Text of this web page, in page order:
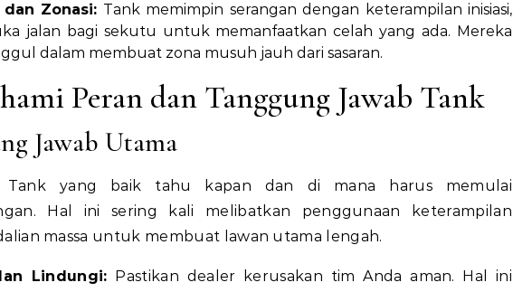
dan Zonasi: Tank memimpin serangan dengan keterampilan inisiasi,
jalan bagi sekutu untuk memanfaatkan celah yang ada. Mereka
dalam membuat zona musuh jauh dari sasaran.
Peran dan Tanggung Jawab Tank
Jawab Utama
yang baik tahu kapan dan di mana harus memulai
Hal ini sering kali melibatkan penggunaan keterampilan
massa untuk membuat lawan utama lengah.
Lindungi: Pastikan dealer kerusakan tim Anda aman. Hal ini